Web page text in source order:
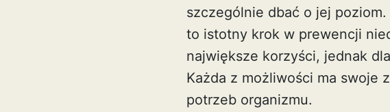
szczególnie dbać o jej
to istotny krok w prewencji
największe korzyści, jednak
Każda z możliwości ma swoje
potrzeb organizmu.